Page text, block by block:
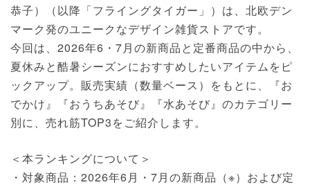
恭子）（以降「フライングタイガー」）は、北欧デン
マーク発のユニークなデザイン雑貨ストアです。
今回は、2026年6・7月の新商品と定番商品の中から、
夏休みと酷暑シーズンにおすすめしたいアイテムをピ
ックアップ。販売実績（数量ベース）をもとに、『お
でかけ』『おうちあそび』『水あそび』のカテゴリー
別に、売れ筋TOP3をご紹介します。
＜本ランキングについて＞
・対象商品：2026年6月・7月の新商品（※）および定